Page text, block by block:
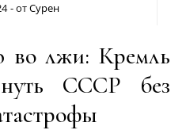
- отСурен
во лжи: Кремль
СССР без